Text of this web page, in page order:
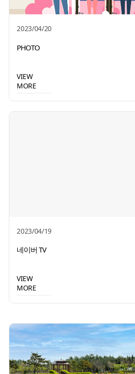
2023/04/20
PHOTO
VIEW
MORE
2023/04/19
네이버 TV
VIEW
MORE